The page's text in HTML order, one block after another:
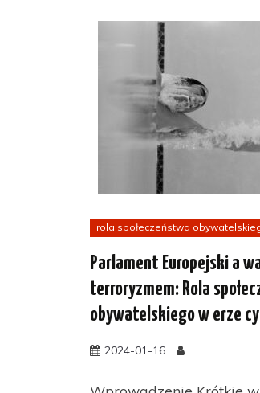
rola społeczeństwa
Parlament Europejski a
terroryzmem: Rola
obywatelskiego w erze
2024-01-16